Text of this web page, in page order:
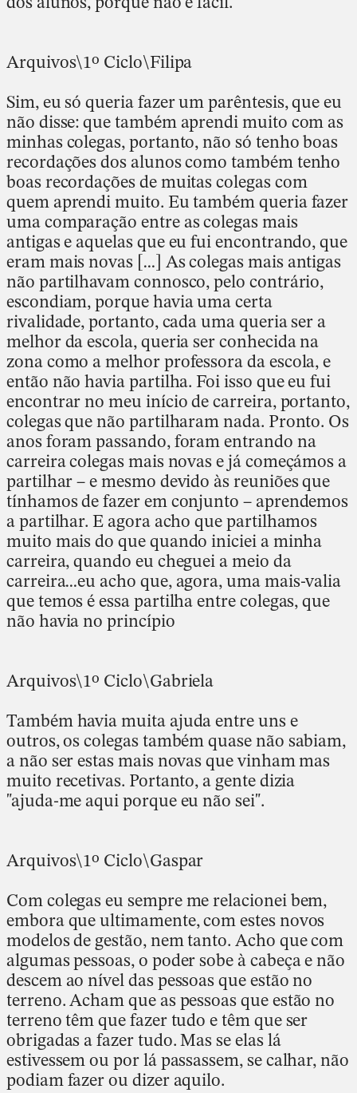
Arquivos\1º Ciclo\Filipa
Sim, eu só queria fazer um parêntesis, que eu
não disse: que também aprendi muito com as
minhas colegas, portanto, não só tenho boas
recordações dos alunos como também tenho
boas recordações de muitas colegas com
quem aprendi muito. Eu também queria fazer
uma comparação entre as colegas mais
antigas e aquelas que eu fui encontrando, que
eram mais novas […] As colegas mais antigas
não partilhavam connosco, pelo contrário,
escondiam, porque havia uma certa
rivalidade, portanto, cada uma queria ser a
melhor da escola, queria ser conhecida na
zona como a melhor professora da escola, e
então não havia partilha. Foi isso que eu fui
encontrar no meu início de carreira, portanto,
colegas que não partilharam nada. Pronto. Os
anos foram passando, foram entrando na
carreira colegas mais novas e já começámos a
partilhar – e mesmo devido às reuniões que
tínhamos de fazer em conjunto – aprendemos
a partilhar. E agora acho que partilhamos
muito mais do que quando iniciei a minha
carreira, quando eu cheguei a meio da
carreira…eu acho que, agora, uma mais-valia
que temos é essa partilha entre colegas, que
não havia no princípio
Arquivos\1º Ciclo\Gabriela
Também havia muita ajuda entre uns e
outros, os colegas também quase não sabiam,
a não ser estas mais novas que vinham mas
muito recetivas. Portanto, a gente dizia
"ajuda-me aqui porque eu não sei".
Arquivos\1º Ciclo\Gaspar
Com colegas eu sempre me relacionei bem,
embora que ultimamente, com estes novos
modelos de gestão, nem tanto. Acho que com
algumas pessoas, o poder sobe à cabeça e não
descem ao nível das pessoas que estão no
terreno. Acham que as pessoas que estão no
terreno têm que fazer tudo e têm que ser
obrigadas a fazer tudo. Mas se elas lá
estivessem ou por lá passassem, se calhar, não
podiam fazer ou dizer aquilo.